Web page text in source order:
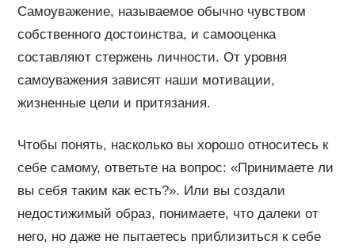
Самоуважение, называемое обычно чувством
собственного достоинства, и самооценка
составляют стержень личности. От уровня
самоуважения зависят наши мотивации,
жизненные цели и притязания.
Чтобы понять, насколько вы хорошо относитесь к
себе самому, ответьте на вопрос: «Принимаете ли
вы себя таким как есть?». Или вы создали
недостижимый образ, понимаете, что далеки от
него, но даже не пытаетесь приблизиться к себе